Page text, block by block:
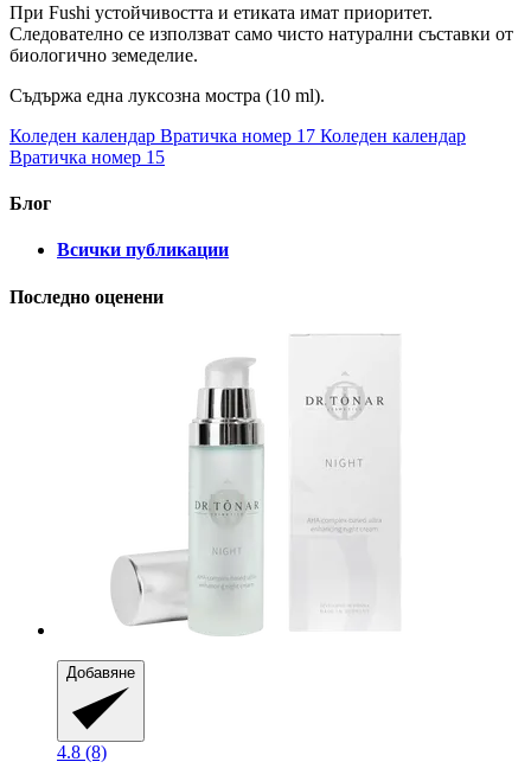
При Fushi устойчивостта и етиката имат приоритет.
Следователно се използват само чисто натурални съставки от
биологично земеделие.
Съдържа една луксозна мостра (10 ml).
Коледен календар Вратичка номер 17 Коледен календар
Вратичка номер 15
Блог
Всички публикации
Последно оценени
Добавяне
4.8 (8)